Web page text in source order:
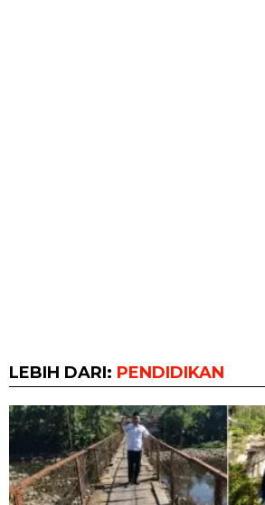
LEBIH DARI: PENDIDIKAN